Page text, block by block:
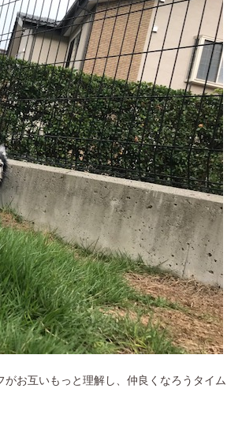
お互いもっと理解し、仲良くなろうタイム